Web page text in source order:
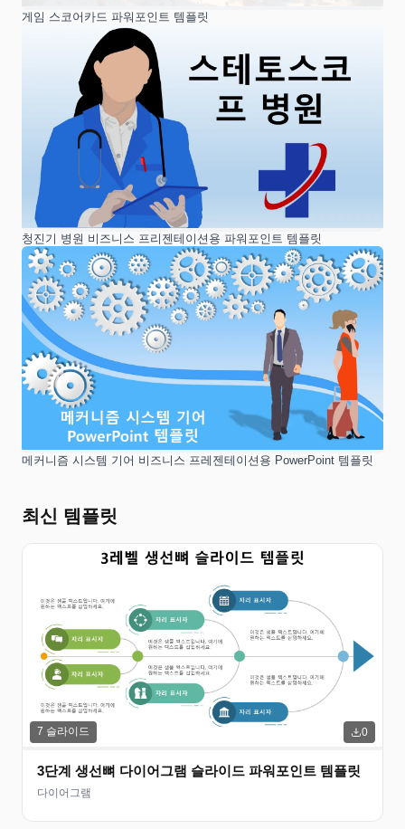
게임 스코어카드 파워포인트 템플릿
청진기 병원 비즈니스 프리젠테이션용 파워포인트 템플릿
메커니즘 시스템 기어 비즈니스 프레젠테이션용 PowerPoint 템플릿
최신 템플릿
7 슬라이드 0
3단계 생선뼈 다이어그램 슬라이드 파워포인트 템플릿
다이어그램